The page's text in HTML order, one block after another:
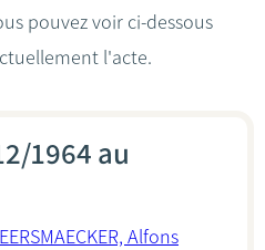
pouvez voir ci-dessous
l'acte.
1964 au
Alfons